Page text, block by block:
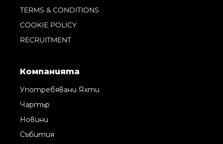
TERMS & CONDITIONS
COOKIE POLICY
RECRUITMENT
Компанията
Употребявани Яхти
Чартър
Новини
Събития